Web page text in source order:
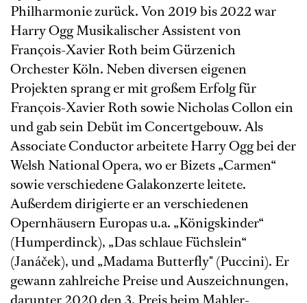
Philharmonie zurück. Von 2019 bis 2022 war
Harry Ogg Musikalischer Assistent von
François-Xavier Roth beim Gürzenich
Orchester Köln. Neben diversen eigenen
Projekten sprang er mit großem Erfolg für
François-Xavier Roth sowie Nicholas Collon ein
und gab sein Debüt im Concertgebouw. Als
Associate Conductor arbeitete Harry Ogg bei der
Welsh National Opera, wo er Bizets „Carmen“
sowie verschiedene Galakonzerte leitete.
Außerdem dirigierte er an verschiedenen
Opernhäusern Europas u.a. „Königskinder“
(Humperdinck), „Das schlaue Füchslein“
(Janáček), und „Madama Butterfly" (Puccini). Er
gewann zahlreiche Preise und Auszeichnungen,